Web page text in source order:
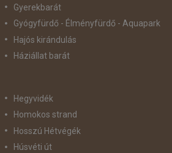
Gyerekbarát
Gyógyfürdő - Élményfürdő - Aquapark
Hajós kirándulás
Háziállat barát
Hegyvidék
Homokos strand
Hosszú Hétvégék
Húsvéti út